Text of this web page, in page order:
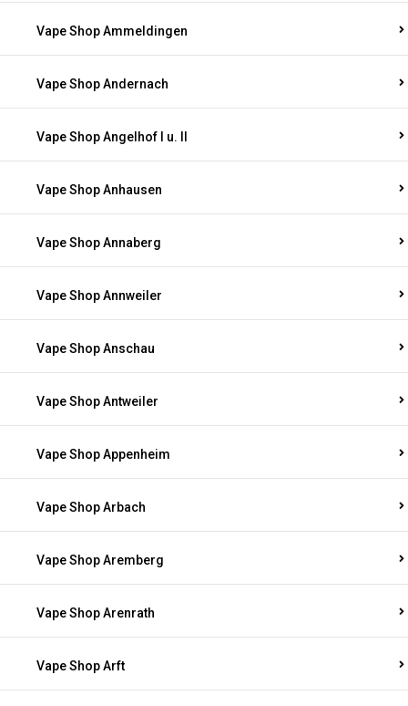
Vape Shop Ammeldingen
Vape Shop Andernach
Vape Shop Angelhof I u. II
Vape Shop Anhausen
Vape Shop Annaberg
Vape Shop Annweiler
Vape Shop Anschau
Vape Shop Antweiler
Vape Shop Appenheim
Vape Shop Arbach
Vape Shop Aremberg
Vape Shop Arenrath
Vape Shop Arft